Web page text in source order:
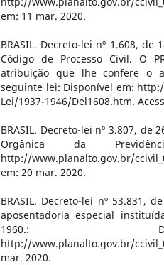
em: 11 mar. 2020.
BRASIL. Decreto-lei nº 1.608,
Código de Processo Civil. O
atribuição que lhe confere o
seguinte lei: Disponível em:
Lei/1937-1946/Del1608.htm.
BRASIL. Decreto-lei nº 3.807, de
Orgânica da
http://www.planalto.gov.br/
em: 20 mar. 2020.
BRASIL. Decreto-lei nº 53.831,
aposentadoria especial
1960.:
http://www.planalto.gov.br/
mar. 2020.